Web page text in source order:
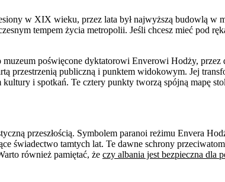
w XIX wieku, przez lata był najwyższą budowlą w
tempem życia metropolii. Jeśli chcesz mieć pod
poświęcone dyktatorowi Enverowi Hodży, przez
przestrzenią publiczną i punktem widokowym. Jej
i spotkań. Te cztery punkty tworzą spójną mapę
przeszłością. Symbolem paranoi reżimu Envera
tamtych lat. Te dawne schrony
również pamiętać, że czy albania jest bezpieczna dla